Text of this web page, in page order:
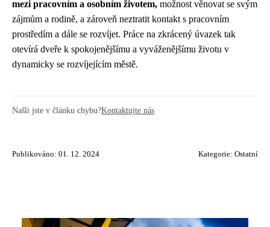
mezi pracovním a osobním životem, možnost věnovat se svým
zájmům a rodině, a zároveň neztratit kontakt s pracovním
prostředím a dále se rozvíjet. Práce na zkrácený úvazek tak
otevírá dveře k spokojenějšímu a vyváženějšímu životu v
dynamicky se rozvíjejícím městě.
Našli jste v článku chybu?Kontaktujte nás
Publikováno: 01. 12. 2024 Kategorie: Ostatní